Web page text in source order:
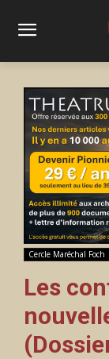
Cercle Maréchal Foch
Les